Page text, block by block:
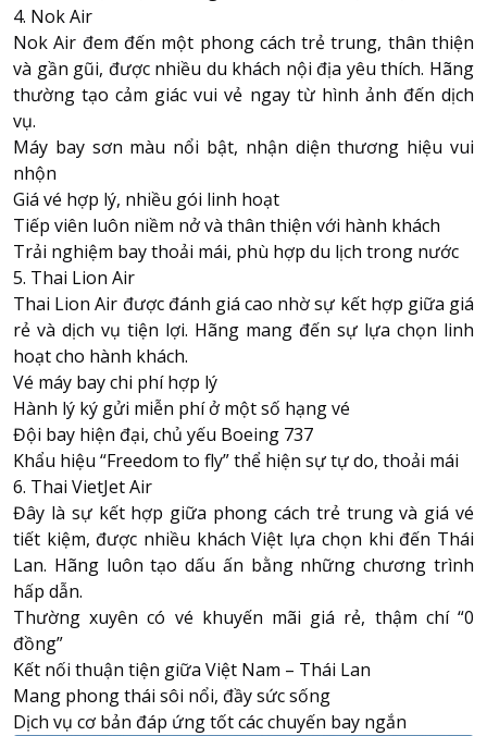
4. Nok Air
Nok Air đem đến một phong cách trẻ trung, thân thiện
và gần gũi, được nhiều du khách nội địa yêu thích. Hãng
thường tạo cảm giác vui vẻ ngay từ hình ảnh đến dịch
vụ.
Máy bay sơn màu nổi bật, nhận diện thương hiệu vui
nhộn
Giá vé hợp lý, nhiều gói linh hoạt
Tiếp viên luôn niềm nở và thân thiện với hành khách
Trải nghiệm bay thoải mái, phù hợp du lịch trong nước
5. Thai Lion Air
Thai Lion Air được đánh giá cao nhờ sự kết hợp giữa giá
rẻ và dịch vụ tiện lợi. Hãng mang đến sự lựa chọn linh
hoạt cho hành khách.
Vé máy bay chi phí hợp lý
Hành lý ký gửi miễn phí ở một số hạng vé
Đội bay hiện đại, chủ yếu Boeing 737
Khẩu hiệu “Freedom to fly” thể hiện sự tự do, thoải mái
6. Thai VietJet Air
Đây là sự kết hợp giữa phong cách trẻ trung và giá vé
tiết kiệm, được nhiều khách Việt lựa chọn khi đến Thái
Lan. Hãng luôn tạo dấu ấn bằng những chương trình
hấp dẫn.
Thường xuyên có vé khuyến mãi giá rẻ, thậm chí “0
đồng”
Kết nối thuận tiện giữa Việt Nam – Thái Lan
Mang phong thái sôi nổi, đầy sức sống
Dịch vụ cơ bản đáp ứng tốt các chuyến bay ngắn